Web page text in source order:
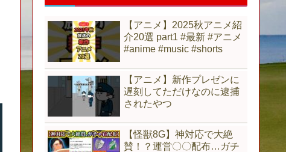
【アニメ】2025秋アニメ紹
介20選 part1 #最新 #アニメ
#anime #music #shorts
【アニメ】新作プレゼンに
遅刻してただけなのに逮捕
されたやつ
【怪獣8G】神対応で大絶
賛！？運営〇〇配布…ガチ